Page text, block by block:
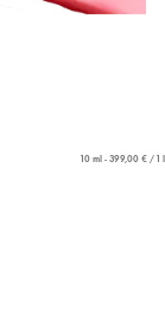
10 ml - 399,00 € / 1 l